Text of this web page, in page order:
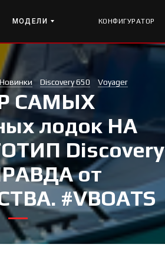
МОДЕЛИ КОНФИГУРАТОР
Новинки Discovery 650 Voyager
САМЫХ
лодок НА
Discovery
от
#VBOATS